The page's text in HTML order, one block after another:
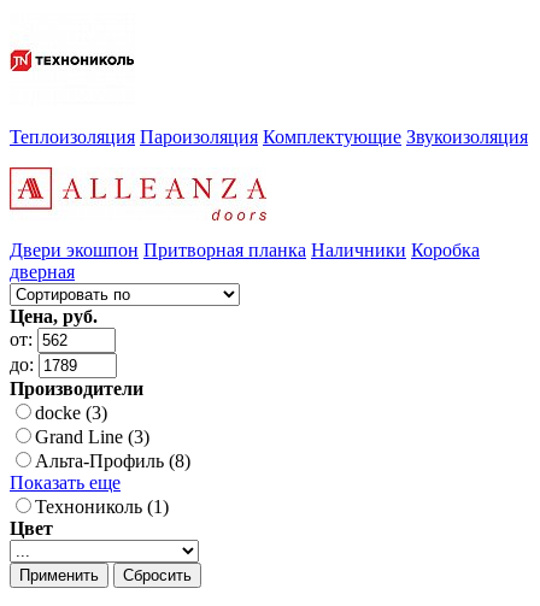
Теплоизоляция Пароизоляция Комплектующие Звукоизоляция
Двери экошпон Притворная планка Наличники Коробка
дверная
Цена, руб.
от:
до:
Производители
docke (3)
Grand Line (3)
Альта-Профиль (8)
Показать еще
Технониколь (1)
Цвет
Применить Сбросить